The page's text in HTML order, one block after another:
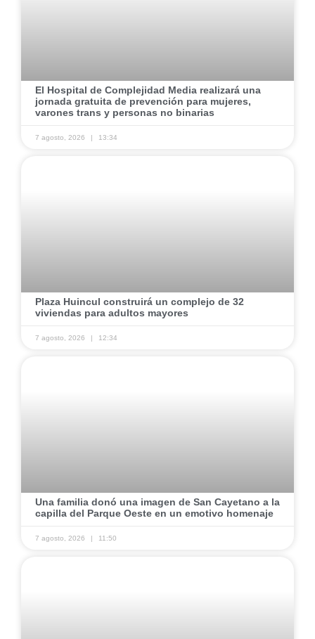
El Hospital de Complejidad Media realizará una
jornada gratuita de prevención para mujeres,
varones trans y personas no binarias
7 agosto, 2026 13:34
Plaza Huincul construirá un complejo de 32
viviendas para adultos mayores
7 agosto, 2026 12:34
Una familia donó una imagen de San Cayetano a la
capilla del Parque Oeste en un emotivo homenaje
7 agosto, 2026 11:50